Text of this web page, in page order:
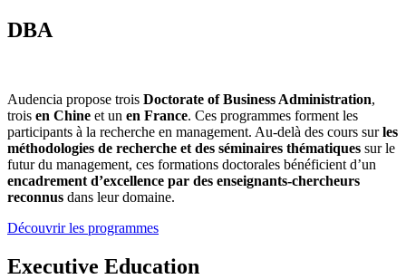
DBA
Audencia propose trois Doctorate of Business Administration,
trois en Chine et un en France. Ces programmes forment les
participants à la recherche en management. Au-delà des cours surles
méthodologies de recherche et des séminaires thématiques sur le
futur du management, ces formations doctorales bénéficient d’un
encadrement d’excellence par des enseignants-chercheurs
reconnus dans leur domaine.
Découvrir les programmes
Executive Education